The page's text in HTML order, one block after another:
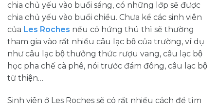
chia chủ yếu vào buổi sáng, có những lớp sẽ được
chia chủ yếu vào buổi chiều. Chưa kể các sinh viên
của Les Roches nếu có hứng thú thì sẽ thường
tham gia vào rất nhiều câu lạc bộ của trường, ví dụ
như câu lạc bộ thưởng thức rượu vang, câu lạc bộ
học pha chế cà phê, nói trước đám đông, câu lạc bộ
từ thiện…
Sinh viên ở Les Roches sẽ có rất nhiều cách để tìm